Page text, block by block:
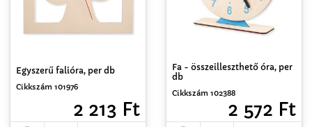
Egyszerű falióra, per db
Cikkszám 101976
2 213 Ft
Fa - összeilleszthető óra, per
db
Cikkszám 102388
2 572 Ft